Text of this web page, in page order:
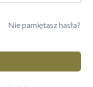
Nie pamiętasz hasła?